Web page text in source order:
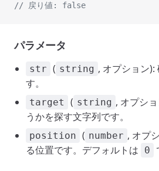
// 戻り値: false
パラメータ
str ( string , オプション
す。
target ( string , オプシ
うかを探す文字列です。
position ( number , オプ
る位置です。デフォルトは
0